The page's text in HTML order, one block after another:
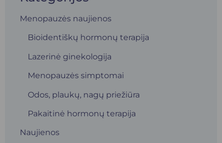
Menopauzės naujienos
Bioidentiškų hormonų terapija
Lazerinė ginekologija
Menopauzės simptomai
Odos, plaukų, nagų priežiūra
Pakaitinė hormonų terapija
Naujienos